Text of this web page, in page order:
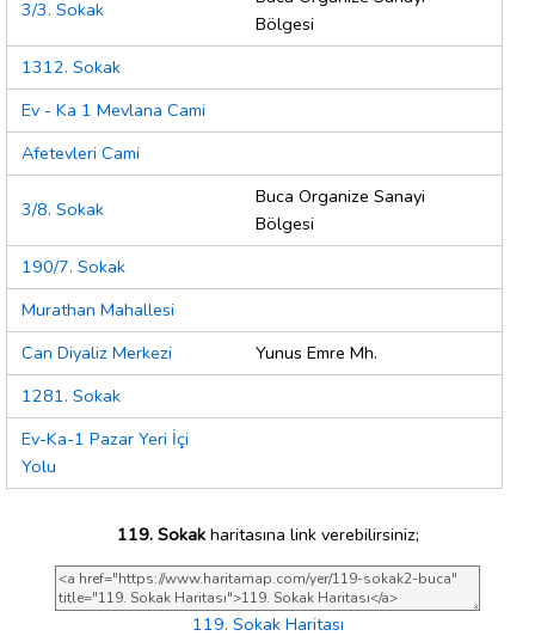
3/3. Sokak
Bölgesi
1312. Sokak
Ev - Ka 1 Mevlana Cami
Afetevleri Cami
3/8. Sokak
Buca Organize Sanayi
Bölgesi
190/7. Sokak
Murathan Mahallesi
Can Diyaliz Merkezi
Yunus Emre Mh.
1281. Sokak
Ev-Ka-1 Pazar Yeri İçi
Yolu
119. Sokakharitasına link verebilirsiniz;
119. Sokak Haritası